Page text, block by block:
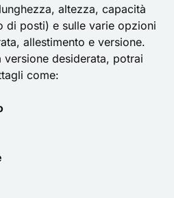
altezza, capacità
di posti) e sulle varie opzioni
allestimento e versione.
versione desiderata, potrai
come: